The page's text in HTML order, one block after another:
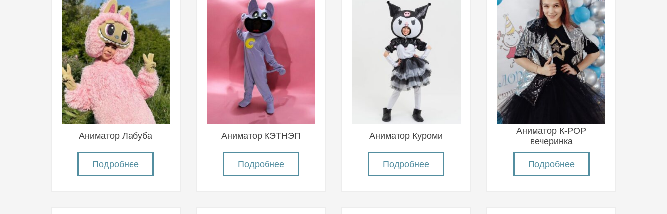
Аниматор Лабуба
Подробнее
Аниматор КЭТНЭП
Подробнее
Аниматор Куроми
Подробнее
Аниматор К-POP
вечеринка
Подробнее